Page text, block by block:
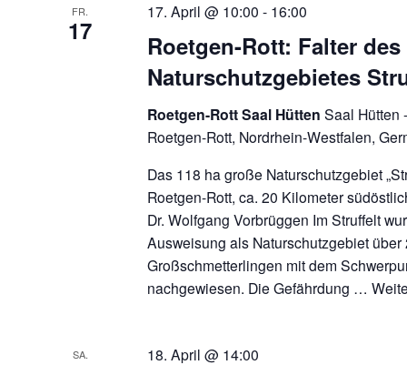
FR.
17
Roetgen-Rott: Falter des
Naturschutzgebietes
17. April @ 10:00 - 16:00
Roetgen-Rott Saal HüttenSaal Hütten
Roetgen-Rott, Nordrhein-Westfalen,
Das 118 ha große Naturschutzgebiet
Roetgen-Rott, ca. 20 Kilometer
Dr. Wolfgang Vorbrüggen Im Struffelt
Ausweisung als Naturschutzgebiet
Großschmetterlingen mit dem
nachgewiesen. Die Gefährdung …
SA. 18. April @ 14:00